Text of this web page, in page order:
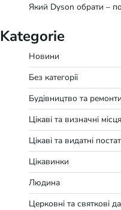
Який Dyson обрати –
Kategorie
Новини
Без категорії
Будівництво та ремонти
Цікаві та визначні місця
Цікаві та видатні
Цікавинки
Людина
Церковні та святкові